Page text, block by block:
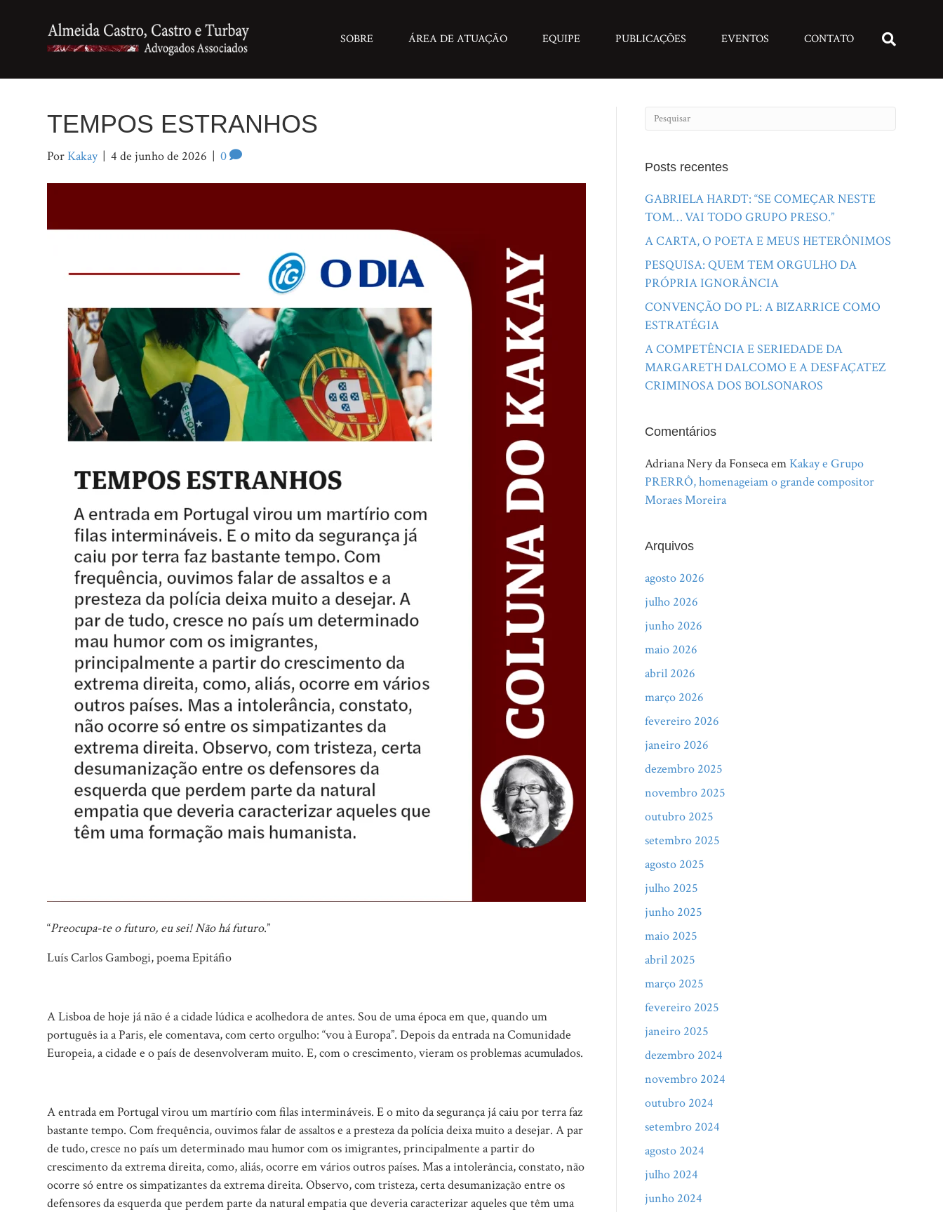
SOBRE ÁREA DE ATUAÇÃO EQUIPE PUBLICAÇÕES EVENTOS CONTATO
TEMPOS ESTRANHOS
PorKakay | 4 de junho de 2026 | 0
“Preocupa-te o futuro, eu sei! Não há futuro.”
Luís Carlos Gambogi, poema Epitáfio
A Lisboa de hoje já não é a cidade lúdica e acolhedora de antes. Sou de uma época em que, quando um
português ia a Paris, ele comentava, com certo orgulho: “vou à Europa”. Depois da entrada na Comunidade
Europeia, a cidade e o país de desenvolveram muito. E, com o crescimento, vieram os problemas acumulados.
A entrada em Portugal virou um martírio com filas intermináveis. E o mito da segurança já caiu por terra faz
bastante tempo. Com frequência, ouvimos falar de assaltos e a presteza da polícia deixa muito a desejar. A par
de tudo, cresce no país um determinado mau humor com os imigrantes, principalmente a partir do
crescimento da extrema direita, como, aliás, ocorre em vários outros países. Mas a intolerância, constato, não
ocorre só entre os simpatizantes da extrema direita. Observo, com tristeza, certa desumanização entre os
defensores da esquerda que perdem parte da natural empatia que deveria caracterizar aqueles que têm uma
Posts recentes
GABRIELA HARDT: “SE COMEÇAR NESTE
TOM… VAI TODO GRUPO PRESO.”
A CARTA, O POETA E MEUS HETERÔNIMOS
PESQUISA: QUEM TEM ORGULHO DA
PRÓPRIA IGNORÂNCIA
CONVENÇÃO DO PL: A BIZARRICE COMO
ESTRATÉGIA
A COMPETÊNCIA E SERIEDADE DA
MARGARETH DALCOMO E A DESFAÇATEZ
CRIMINOSA DOS BOLSONAROS
Comentários
Adriana Nery da FonsecaemKakay e Grupo
PRERRÔ, homenageiam o grande compositor
Moraes Moreira
Arquivos
agosto 2026
julho 2026
junho 2026
maio 2026
abril 2026
março 2026
fevereiro 2026
janeiro 2026
dezembro 2025
novembro 2025
outubro 2025
setembro 2025
agosto 2025
julho 2025
junho 2025
maio 2025
abril 2025
março 2025
fevereiro 2025
janeiro 2025
dezembro 2024
novembro 2024
outubro 2024
setembro 2024
agosto 2024
julho 2024
junho 2024